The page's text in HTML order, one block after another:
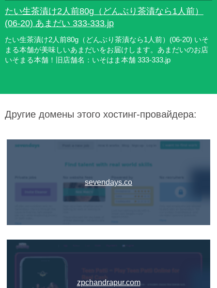
たい生茶漬け2人前80g（どんぶり茶漬なら1人前）
(06-20) あまだい 333-333.jp
たい生茶漬け2人前80g（どんぶり茶漬なら1人前）(06-20) いそ
まる本舗が美味しいあまだいをお届けします。あまだいのお店
いそまる本舗！旧店舗名：いそはま本舗 333-333.jp
Другие домены этого хостинг-провайдера:
sevendays.co
zpchandrapur.com